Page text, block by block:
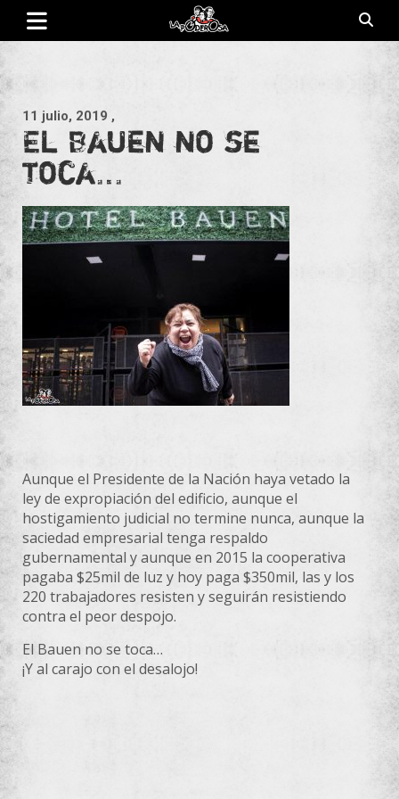
Saltar
contenido
11 julio, 2019 ,
El Bauen no se
toca…
Aunque el Presidente de la Nación haya vetado la
ley de expropiación del edificio, aunque el
hostigamiento judicial no termine nunca, aunque la
saciedad empresarial tenga respaldo
gubernamental y aunque en 2015 la cooperativa
pagaba $25mil de luz y hoy paga $350mil, las y los
220 trabajadores resisten y seguirán resistiendo
contra el peor despojo.
El Bauen no se toca…
¡Y al carajo con el desalojo!